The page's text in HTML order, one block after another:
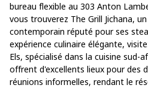
bureau flexible au 303 Anton
vous trouverez The Grill Jichana,
contemporain réputé pour ses
expérience culinaire élégante,
Els, spécialisé dans la cuisine sud-
offrent d'excellents lieux pour des
réunions informelles, rendant le